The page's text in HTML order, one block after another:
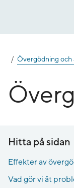
Övergödning och
Hitta på sidan
Effekter av
Vad gör vi åt